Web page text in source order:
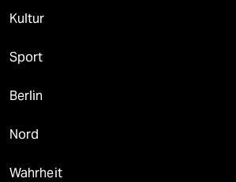
Kultur
Sport
Berlin
Nord
Wahrheit